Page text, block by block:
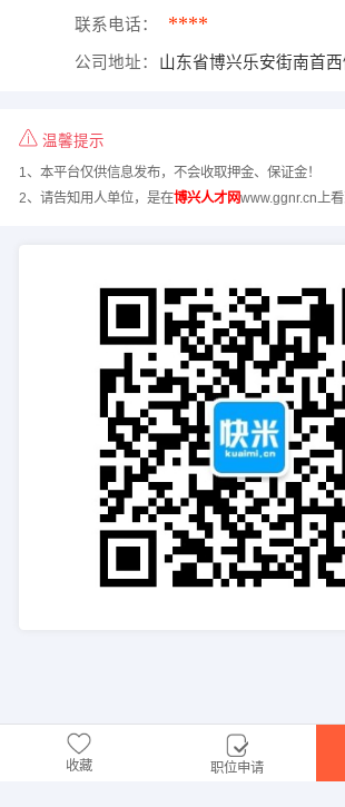
联系电话： ****
公司地址： 山东省博兴乐安街南首西
温馨提示
1、本平台仅供信息发布，不会收取押金、保证金！
2、请告知用人单位，是在博兴人才网www.ggnr.cn上看
收藏 职位申请